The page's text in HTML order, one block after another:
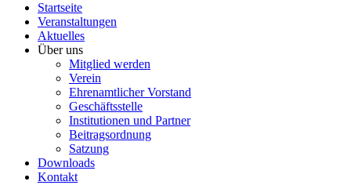
Startseite
Veranstaltungen
Aktuelles
Über uns
Mitglied werden
Verein
Ehrenamtlicher Vorstand
Geschäftsstelle
Institutionen und Partner
Beitragsordnung
Satzung
Downloads
Kontakt